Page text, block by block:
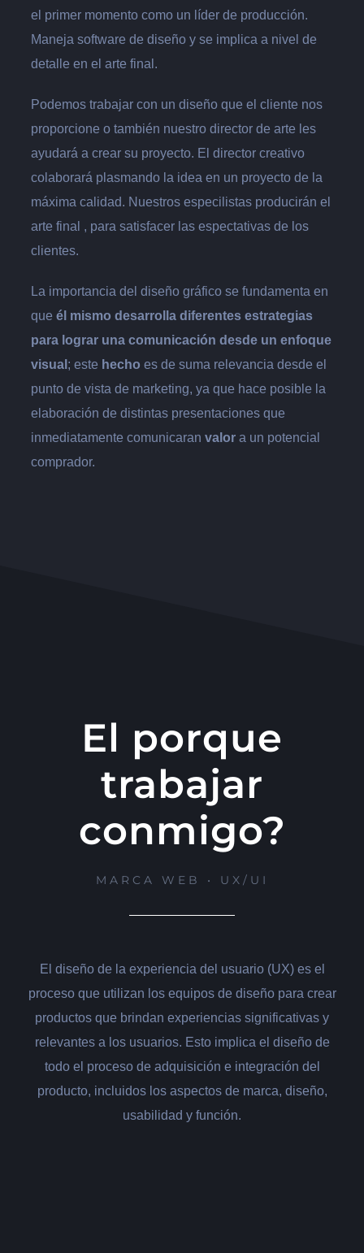
el primer momento como un líder de producción.
Maneja software de diseño y se implica a nivel de
detalle en el arte final.
Podemos trabajar con un diseño que el cliente nos
proporcione o también nuestro director de arte les
ayudará a crear su proyecto. El director creativo
colaborará plasmando la idea en un proyecto de la
máxima calidad. Nuestros especilistas producirán el
arte final , para satisfacer las espectativas de los
clientes.
La importancia del diseño gráfico se fundamenta en
que él mismo desarrolla diferentes estrategias
para lograr una comunicación desde un enfoque
visual ; este hecho es de suma relevancia desde el
punto de vista de marketing, ya que hace posible la
elaboración de distintas presentaciones que
inmediatamente comunicaran valora un potencial
comprador.
El porque
trabajar
conmigo?
MARCA WEB • UX/UI
El diseño de la experiencia del usuario (UX) es el
proceso que utilizan los equipos de diseño para crear
productos que brindan experiencias significativas y
relevantes a los usuarios. Esto implica el diseño de
todo el proceso de adquisición e integración del
producto, incluidos los aspectos de marca, diseño,
usabilidad y función.